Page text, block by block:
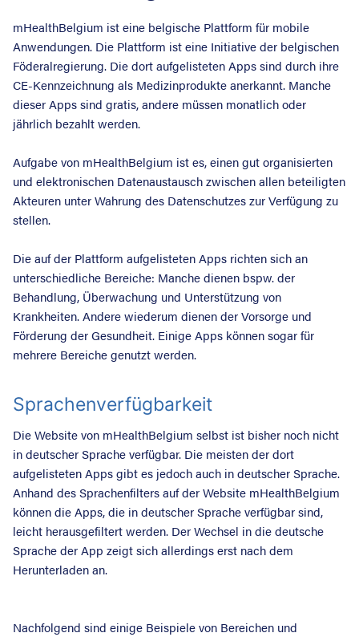
mHealthBelgium ist eine belgische Plattform für mobile
Anwendungen. Die Plattform ist eine Initiative der belgischen
Föderalregierung. Die dort aufgelisteten Apps sind durch ihre
CE-Kennzeichnung als Medizinprodukte anerkannt. Manche
dieser Apps sind gratis, andere müssen monatlich oder
jährlich bezahlt werden.
Aufgabe von mHealthBelgium ist es, einen gut organisierten
und elektronischen Datenaustausch zwischen allen beteiligten
Akteuren unter Wahrung des Datenschutzes zur Verfügung zu
stellen.
Die auf der Plattform aufgelisteten Apps richten sich an
unterschiedliche Bereiche: Manche dienen bspw. der
Behandlung, Überwachung und Unterstützung von
Krankheiten. Andere wiederum dienen der Vorsorge und
Förderung der Gesundheit. Einige Apps können sogar für
mehrere Bereiche genutzt werden.
Sprachenverfügbarkeit
Die Website von mHealthBelgium selbst ist bisher noch nicht
in deutscher Sprache verfügbar. Die meisten der dort
aufgelisteten Apps gibt es jedoch auch in deutscher Sprache.
Anhand des Sprachenfilters auf der Website mHealthBelgium
können die Apps, die in deutscher Sprache verfügbar sind,
leicht herausgefiltert werden. Der Wechsel in die deutsche
Sprache der App zeigt sich allerdings erst nach dem
Herunterladen an.
Nachfolgend sind einige Beispiele von Bereichen und